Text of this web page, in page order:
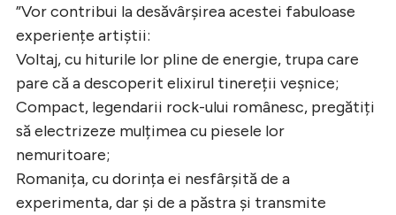
”Vor contribui la desăvârșirea acestei fabuloase
experiențe artiștii:
Voltaj, cu hiturile lor pline de energie, trupa care
pare că a descoperit elixirul tinereții veșnice;
Compact, legendarii rock-ului românesc, pregătiți
să electrizeze mulțimea cu piesele lor
nemuritoare;
Romanița, cu dorința ei nesfârșită de a
experimenta, dar și de a păstra și transmite